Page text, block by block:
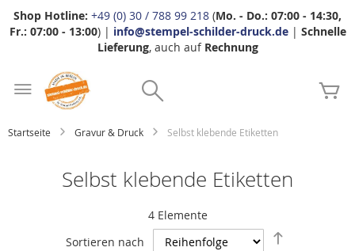
Shop Hotline: +49 (0) 30 / 788 99 218 (Mo. - Do.: 07:00 - 14:30,
Fr.: 07:00 - 13:00) | info@stempel-schilder-druck.de| Schnelle
Lieferung, auch auf Rechnung
Startseite Gravur & Druck Selbst klebende Etiketten
Selbst klebende Etiketten
4Elemente
Sortieren nach